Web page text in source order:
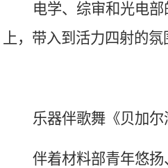
电学、综审和光电
上，带入到活力四射的氛
乐器伴歌舞《贝加尔
伴着材料部青年悠